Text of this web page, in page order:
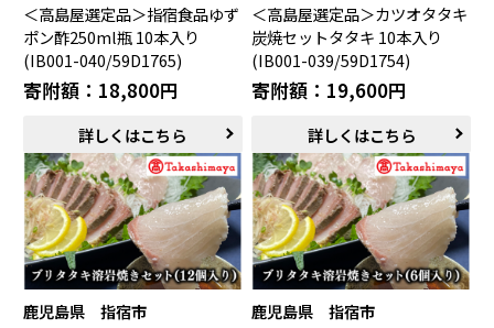
＜高島屋選定品＞指宿食品ゆず
ポン酢250ml瓶 10本入り
(IB001-040/59D1765)
寄附額：18,800円
詳しくはこちら
＜高島屋選定品＞カツオタタキ
炭焼セットタタキ 10本入り
(IB001-039/59D1754)
寄附額：19,600円
詳しくはこちら
鹿児島県 指宿市
鹿児島県 指宿市